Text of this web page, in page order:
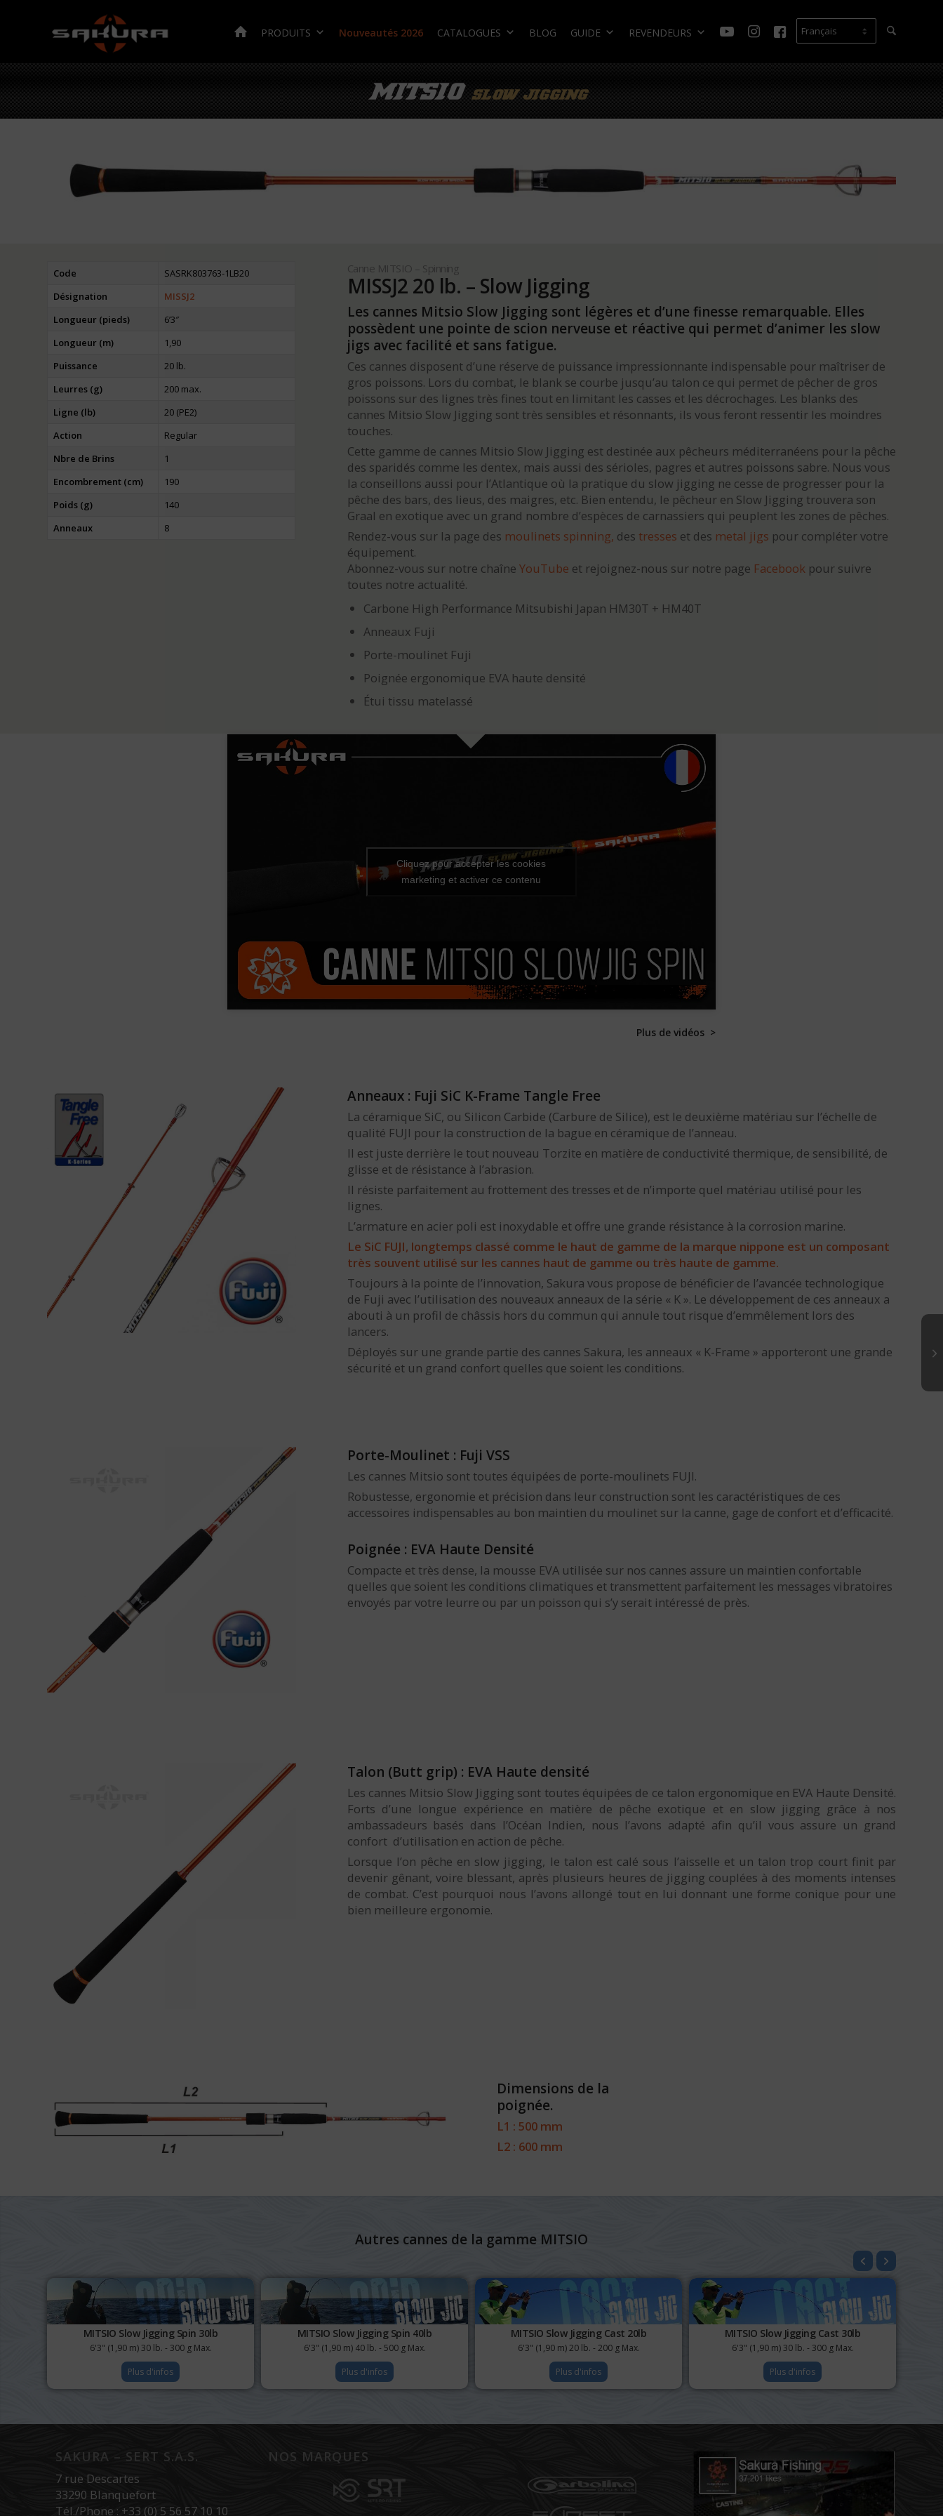
PRODUITS Nouveautés 2026 CATALOGUES BLOG GUIDE REVENDEURS
Code
SASRK803763-1LB20
Désignation
MISSJ2
Longueur (pieds)
6’3″
Longueur (m)
1,90
Puissance
20 lb.
Leurres (g)
200 max.
Ligne (lb)
20 (PE2)
Action
Regular
Nbre de Brins
1
Encombrement (cm)
190
Poids (g)
140
Anneaux
8
Canne MITSIO – Spinning
MISSJ2 20 lb. – Slow Jigging
Les cannes Mitsio Slow Jigging sont légères et d’une finesse remarquable. Elles
possèdent une pointe de scion nerveuse et réactive qui permet d’animer les slow
jigs avec facilité et sans fatigue.
Ces cannes disposent d’une réserve de puissance impressionnante indispensable pour maîtriser de
gros poissons. Lors du combat, le blank se courbe jusqu’au talon ce qui permet de pêcher de gros
poissons sur des lignes très fines tout en limitant les casses et les décrochages. Les blanks des
cannes Mitsio Slow Jigging sont très sensibles et résonnants, ils vous feront ressentir les moindres
touches.
Cette gamme de cannes Mitsio Slow Jigging est destinée aux pêcheurs méditerranéens pour la pêche
des sparidés comme les dentex, mais aussi des sérioles, pagres et autres poissons sabre. Nous vous
la conseillons aussi pour l’Atlantique où la pratique du slow jigging ne cesse de progresser pour la
pêche des bars, des lieus, des maigres, etc. Bien entendu, le pêcheur en Slow Jigging trouvera son
Graal en exotique avec un grand nombre d’espèces de carnassiers qui peuplent les zones de pêches.
Rendez-vous sur la page des moulinets spinning, des tresses et des metal jigs pour compléter votre
équipement.
Abonnez-vous sur notre chaîne YouTube et rejoignez-nous sur notre page Facebookpour suivre
toutes notre actualité.
Carbone High Performance Mitsubishi Japan HM30T + HM40T
Anneaux Fuji
Porte-moulinet Fuji
Poignée ergonomique EVA haute densité
Étui tissu matelassé
Cliquez pour accepter les cookies
marketing et activer ce contenu
Plus de vidéos >
Anneaux : Fuji SiC K-Frame Tangle Free
La céramique SiC, ou Silicon Carbide (Carbure de Silice), est le deuxième matériau sur l’échelle de
qualité FUJI pour la construction de la bague en céramique de l’anneau.
Il est juste derrière le tout nouveau Torzite en matière de conductivité thermique, de sensibilité, de
glisse et de résistance à l’abrasion.
Il résiste parfaitement au frottement des tresses et de n’importe quel matériau utilisé pour les
lignes.
L’armature en acier poli est inoxydable et offre une grande résistance à la corrosion marine.
Le SiC FUJI, longtemps classé comme le haut de gamme de la marque nippone est un composant
très souvent utilisé sur les cannes haut de gamme ou très haute de gamme.
Toujours à la pointe de l’innovation, Sakura vous propose de bénéficier de l’avancée technologique
de Fuji avec l’utilisation des nouveaux anneaux de la série « K ». Le développement de ces anneaux a
abouti à un profil de châssis hors du commun qui annule tout risque d’emmêlement lors des
lancers.
Déployés sur une grande partie des cannes Sakura, les anneaux « K-Frame » apporteront une grande
sécurité et un grand confort quelles que soient les conditions.
Porte-Moulinet : Fuji VSS
Les cannes Mitsio sont toutes équipées de porte-moulinets FUJI.
Robustesse, ergonomie et précision dans leur construction sont les caractéristiques de ces
accessoires indispensables au bon maintien du moulinet sur la canne, gage de confort et d’efficacité.
Poignée : EVA Haute Densité
Compacte et très dense, la mousse EVA utilisée sur nos cannes assure un maintien confortable
quelles que soient les conditions climatiques et transmettent parfaitement les messages vibratoires
envoyés par votre leurre ou par un poisson qui s’y serait intéressé de près.
Talon (Butt grip) : EVA Haute densité
Les cannes Mitsio Slow Jigging sont toutes équipées de ce talon ergonomique en EVA Haute Densité.
Forts d’une longue expérience en matière de pêche exotique et en slow jigging grâce à nos
ambassadeurs basés dans l’Océan Indien, nous l’avons adapté afin qu’il vous assure un grand
confort d’utilisation en action de pêche.
Lorsque l’on pêche en slow jigging, le talon est calé sous l’aisselle et un talon trop court finit par
devenir gênant, voire blessant, après plusieurs heures de jigging couplées à des moments intenses
de combat. C’est pourquoi nous l’avons allongé tout en lui donnant une forme conique pour une
bien meilleure ergonomie.
Dimensions de la
poignée.
L1 : 500 mm
L2 : 600 mm
Autres cannes de la gamme MITSIO
MITSIO Slow Jigging Spin 30lb
6'3" (1,90 m) 30 lb. - 300 g Max.
Plus d'infos
MITSIO Slow Jigging Spin 40lb
6'3" (1,90 m) 40 lb. - 500 g Max.
Plus d'infos
MITSIO Slow Jigging Cast 20lb
6'3" (1,90 m) 20 lb. - 200 g Max.
Plus d'infos
MITSIO Slow Jigging Cast 30lb
6'3" (1,90 m) 30 lb. - 300 g Max.
Plus d'infos
SAKURA – SERT S.A.S.
7 rue Descartes
33290 Blanquefort
Tél./Phone : +33 (0) 5 56 57 10 10
NOS MARQUES